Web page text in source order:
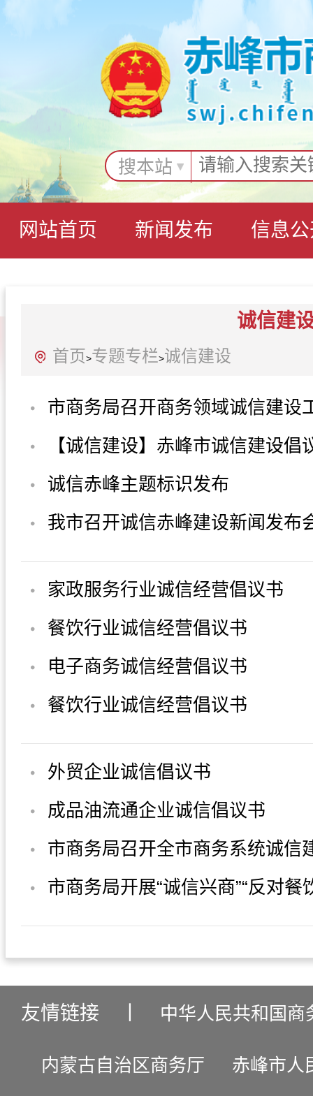
搜本站
网站首页 新闻发布 信息
诚信建
首页>专题专栏>诚信建设
市商务局召开商务领域诚信建设
推进会
【诚信建设】赤峰市诚信建设倡
诚信赤峰主题标识发布
我市召开诚信赤峰建设新闻发布
家政服务行业诚信经营倡议书
餐饮行业诚信经营倡议书
电子商务诚信经营倡议书
餐饮行业诚信经营倡议书
外贸企业诚信倡议书
成品油流通企业诚信倡议书
市商务局召开全市商务系统诚信
推进会议
市商务局开展“诚信兴商”“反对餐
友情链接 中华人民共和国商
内蒙古自治区商务厅 赤峰市人